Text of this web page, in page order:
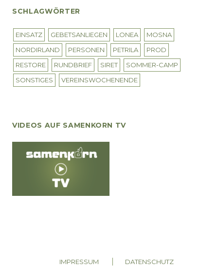
SCHLAGWÖRTER
EINSATZ GEBETSANLIEGEN LONEA
MOSNA
NORDIRLAND
PERSONEN PETRILA
PROD
RESTORE
RUNDBRIEF SIRET
SOMMER-CAMP
SONSTIGES
VEREINSWOCHENENDE
VIDEOS AUF SAMENKORN TV
IMPRESSUM DATENSCHUTZ